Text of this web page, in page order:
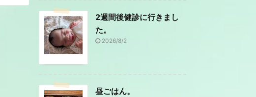
2週間後健診に行きまし
た。
2026/8/2
昼ごはん。